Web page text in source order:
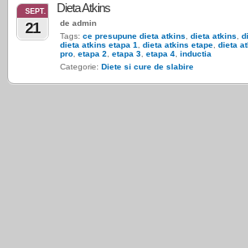
SEPT.
21
Dieta Atkins
de admin
Tags: ce presupune dieta atkins dieta atkins
dieta atkins etapa 1
dieta atkins etape dieta
pro etapa 2 etapa 3 etapa 4 inductia
Categorie: Diete si cure de slabire